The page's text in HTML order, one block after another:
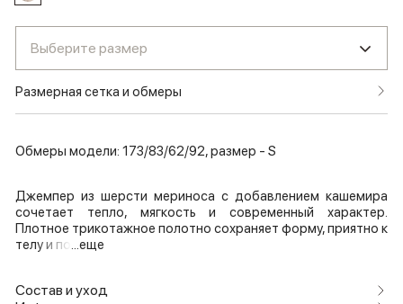
Выберите размер
Размерная сетка и обмеры
Обмеры модели: 173/83/62/92, размер - S
Джемпер из шерсти мериноса с добавлением кашемира
сочетает тепло, мягкость и современный характер.
Плотное трикотажное полотно сохраняет форму, приятно к
телу и по ...еще
Состав и уход